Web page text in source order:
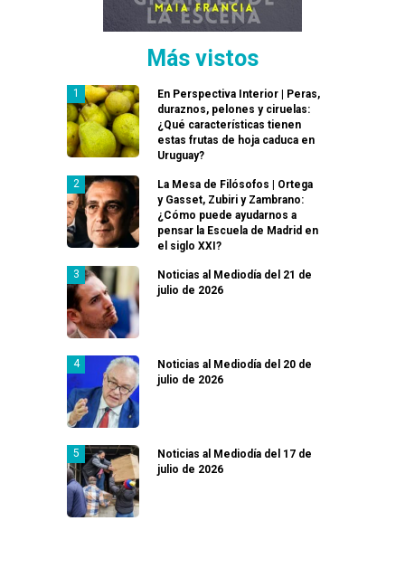
Más vistos
En Perspectiva Interior | Peras,
duraznos, pelones y ciruelas:
¿Qué características tienen
estas frutas de hoja caduca en
Uruguay?
La Mesa de Filósofos | Ortega
y Gasset, Zubiri y Zambrano:
¿Cómo puede ayudarnos a
pensar la Escuela de Madrid en
el siglo XXI?
Noticias al Mediodía del 21 de
julio de 2026
Noticias al Mediodía del 20 de
julio de 2026
Noticias al Mediodía del 17 de
julio de 2026